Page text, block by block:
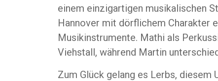
einem einzigartigen musikalischen
Hannover mit dörflichem Charakter
Musikinstrumente. Mathi als
Viehstall, während Martin
Zum Glück gelang es Lerbs, diesem